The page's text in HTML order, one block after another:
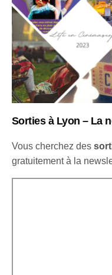
Sorties à Lyon – La
Vous cherchez des
gratuitement à la